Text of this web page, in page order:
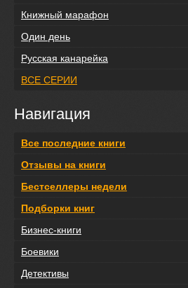
Книжный марафон
Один день
Русская канарейка
ВСЕ СЕРИИ
Навигация
Все последние книги
Отзывы на книги
Бестселлеры недели
Подборки книг
Бизнес-книги
Боевики
Детективы